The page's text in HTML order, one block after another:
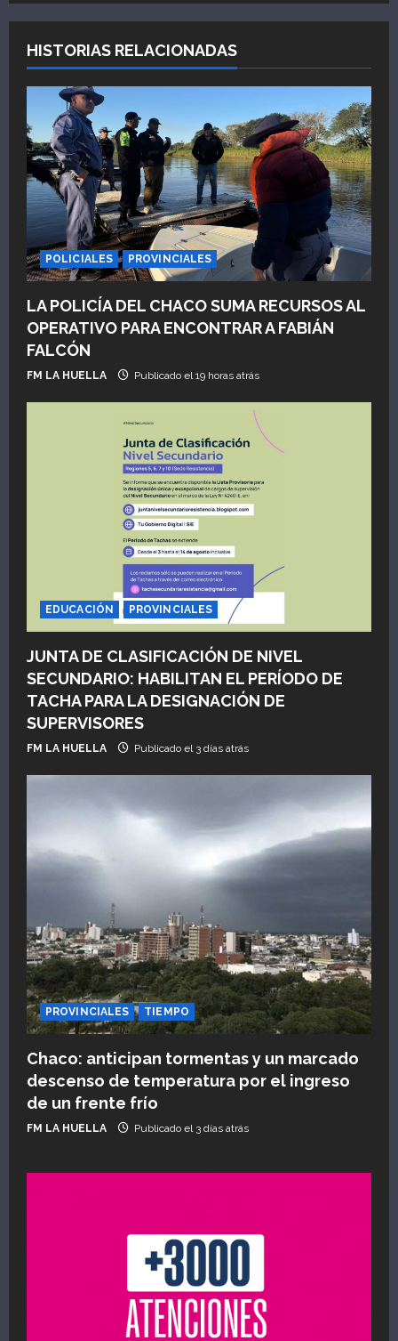
a
c
i
ó
n
d
e
e
n
t
r
HISTORIAS RELACIONADAS
POLICIALES PROVINCIALES
LA POLICÍA DEL CHACO SUMA RECURSOS AL
OPERATIVO PARA ENCONTRAR A FABIÁN
FALCÓN
FM LA HUELLA Publicado el 19 horas atrás
EDUCACIÓN PROVINCIALES
JUNTA DE CLASIFICACIÓN DE NIVEL
SECUNDARIO: HABILITAN EL PERÍODO DE
TACHA PARA LA DESIGNACIÓN DE
SUPERVISORES
FM LA HUELLA Publicado el 3 días atrás
PROVINCIALES TIEMPO
Chaco: anticipan tormentas y un marcado
descenso de temperatura por el ingreso
de un frente frío
FM LA HUELLA Publicado el 3 días atrás